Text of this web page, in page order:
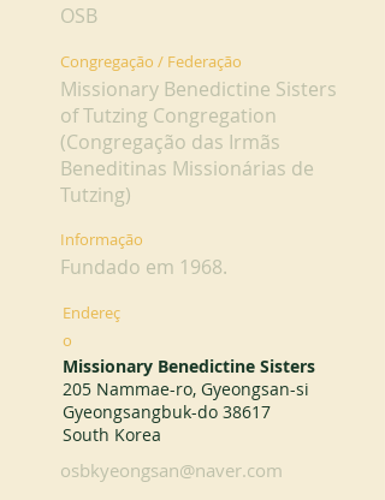
OSB
Congregação / Federação
Missionary Benedictine Sisters
of Tutzing Congregation
(Congregação das Irmãs
Beneditinas Missionárias de
Tutzing)
Informação
Fundado em 1968.
Endereç
o
Missionary Benedictine Sisters
205 Nammae-ro, Gyeongsan-si
Gyeongsangbuk-do 38617
South Korea
osbkyeongsan@naver.com